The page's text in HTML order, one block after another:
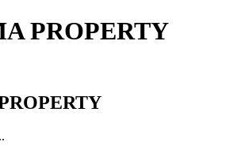
PROPERTY